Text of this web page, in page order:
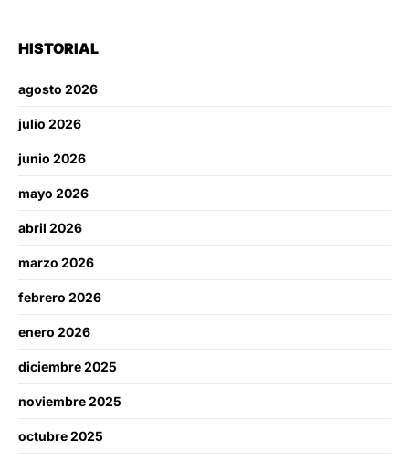
HISTORIAL
agosto 2026
julio 2026
junio 2026
mayo 2026
abril 2026
marzo 2026
febrero 2026
enero 2026
diciembre 2025
noviembre 2025
octubre 2025